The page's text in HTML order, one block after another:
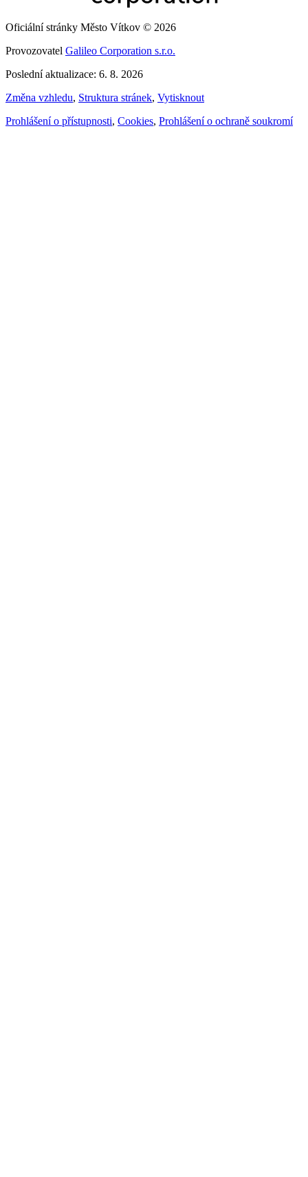
Oficiální stránky Město Vítkov © 2026
Provozovatel Galileo Corporation s.r.o.
Poslední aktualizace: 6. 8. 2026
Změna vzhledu, Struktura stránek, Vytisknout
Prohlášení o přístupnosti, Cookies, Prohlášení o ochraně soukromí